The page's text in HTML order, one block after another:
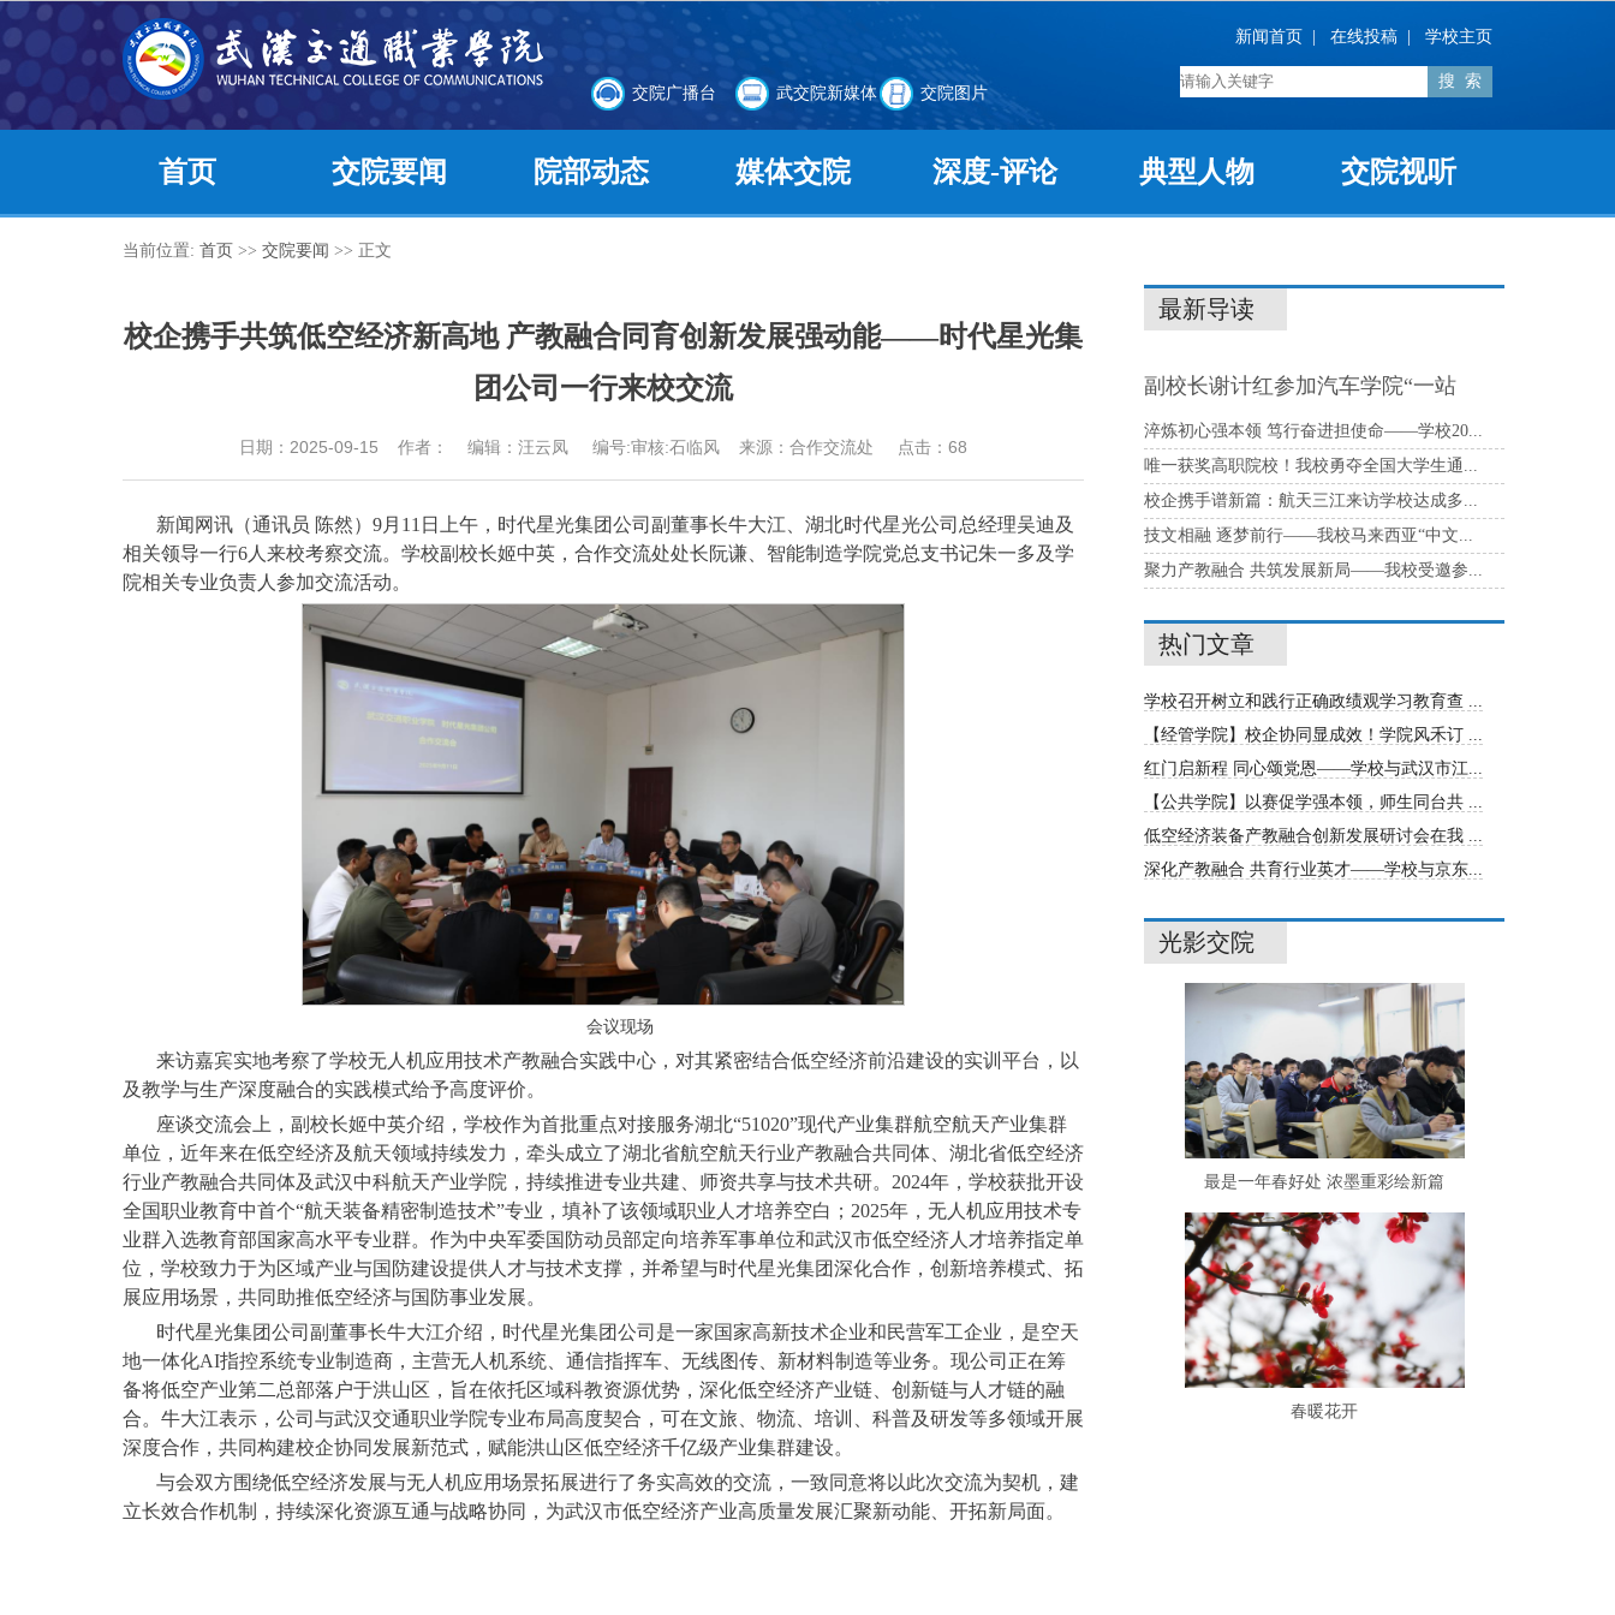
交院广播台 武交院新媒体 交院图片
新闻首页 在线投稿 学校主页
首页 交院要闻 院部动态 媒体交院 深度-评论 典型人物 交院视听
当前位置: 首页 >> 交院要闻 >> 正文
校企携手共筑低空经济新高地 产教融合同育创新发展强动能——时代星光集
团公司一行来校交流
日期：2025-09-15 作者： 编辑：汪云凤 编号:审核:石临风 来源：合作交流处 点击： 68
新闻网讯（通讯员 陈然）9月11日上午，时代星光集团公司副董事长牛大江、湖北时代星光公司总经理吴迪及
相关领导一行6人来校考察交流。学校副校长姬中英，合作交流处处长阮谦、智能制造学院党总支书记朱一多及学
院相关专业负责人参加交流活动。
会议现场
来访嘉宾实地考察了学校无人机应用技术产教融合实践中心，对其紧密结合低空经济前沿建设的实训平台，以
及教学与生产深度融合的实践模式给予高度评价。
座谈交流会上，副校长姬中英介绍，学校作为首批重点对接服务湖北“51020”现代产业集群航空航天产业集群
单位，近年来在低空经济及航天领域持续发力，牵头成立了湖北省航空航天行业产教融合共同体、湖北省低空经济
行业产教融合共同体及武汉中科航天产业学院，持续推进专业共建、师资共享与技术共研。2024年，学校获批开设
全国职业教育中首个“航天装备精密制造技术”专业，填补了该领域职业人才培养空白；2025年，无人机应用技术专
业群入选教育部国家高水平专业群。作为中央军委国防动员部定向培养军事单位和武汉市低空经济人才培养指定单
位，学校致力于为区域产业与国防建设提供人才与技术支撑，并希望与时代星光集团深化合作，创新培养模式、拓
展应用场景，共同助推低空经济与国防事业发展。
时代星光集团公司副董事长牛大江介绍，时代星光集团公司是一家国家高新技术企业和民营军工企业，是空天
地一体化AI指控系统专业制造商，主营无人机系统、通信指挥车、无线图传、新材料制造等业务。现公司正在筹
备将低空产业第二总部落户于洪山区，旨在依托区域科教资源优势，深化低空经济产业链、创新链与人才链的融
合。牛大江表示，公司与武汉交通职业学院专业布局高度契合，可在文旅、物流、培训、科普及研发等多领域开展
深度合作，共同构建校企协同发展新范式，赋能洪山区低空经济千亿级产业集群建设。
与会双方围绕低空经济发展与无人机应用场景拓展进行了务实高效的交流，一致同意将以此次交流为契机，建
立长效合作机制，持续深化资源互通与战略协同，为武汉市低空经济产业高质量发展汇聚新动能、开拓新局面。
最新导读
副校长谢计红参加汽车学院“一站
式”学生...
淬炼初心强本领 笃行奋进担使命——学校20...
唯一获奖高职院校！我校勇夺全国大学生通...
校企携手谱新篇：航天三江来访学校达成多...
技文相融 逐梦前行——我校马来西亚“中文...
聚力产教融合 共筑发展新局——我校受邀参...
热门文章
学校召开树立和践行正确政绩观学习教育查 ...
【经管学院】校企协同显成效！学院风禾订 ...
红门启新程 同心颂党恩——学校与武汉市江...
【公共学院】以赛促学强本领，师生同台共 ...
低空经济装备产教融合创新发展研讨会在我 ...
深化产教融合 共育行业英才——学校与京东...
光影交院
最是一年春好处 浓墨重彩绘新篇
春暖花开